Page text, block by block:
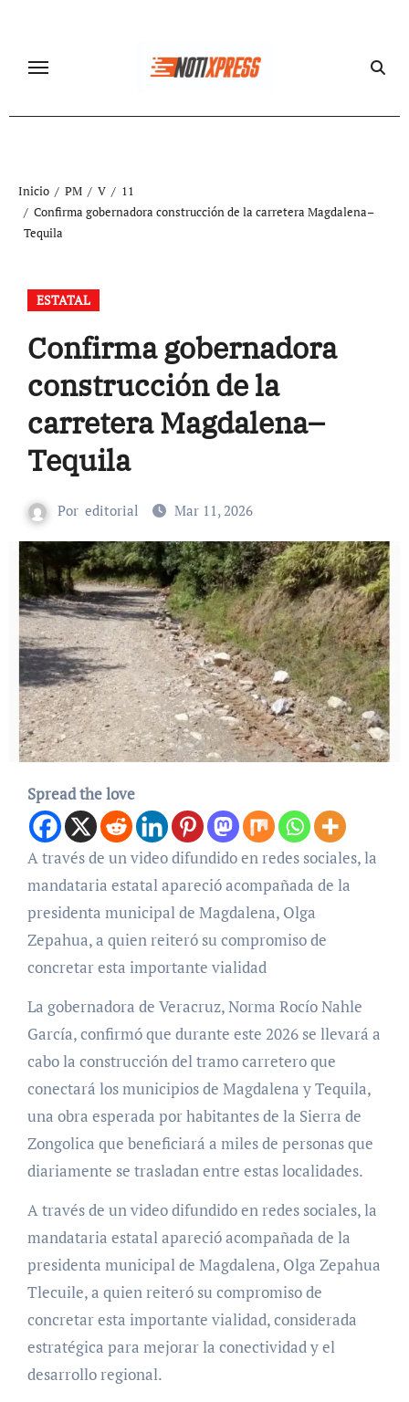
contenido
Inicio PM V
11
Confirma gobernadora construcción de la carretera Magdalena–
Tequila
ESTATAL
Confirma gobernadora
construcción de la
carretera Magdalena–
Tequila
Por editorial Mar 11, 2026
Spread the love
A través de un video difundido en redes sociales, la
mandataria estatal apareció acompañada de la
presidenta municipal de Magdalena, Olga
Zepahua, a quien reiteró su compromiso de
concretar esta importante vialidad
La gobernadora de Veracruz, Norma Rocío Nahle
García, confirmó que durante este 2026 se llevará a
cabo la construcción del tramo carretero que
conectará los municipios de Magdalena y Tequila,
una obra esperada por habitantes de la Sierra de
Zongolica que beneficiará a miles de personas que
diariamente se trasladan entre estas localidades.
A través de un video difundido en redes sociales, la
mandataria estatal apareció acompañada de la
presidenta municipal de Magdalena, Olga Zepahua
Tlecuile, a quien reiteró su compromiso de
concretar esta importante vialidad, considerada
estratégica para mejorar la conectividad y el
desarrollo regional.